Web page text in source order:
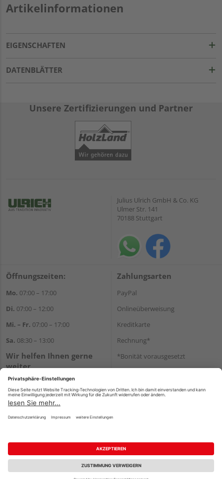
Artikelinformationen
EIGENSCHAFTEN
DATENBLÄTTER
Unsere Zertifizierungen und Partner
Julius Ulrich GmbH & Co. KG
Ulmer Str. 141
70188 Stuttgart
Öffnungszeiten:
Mo. 07:00 – 17:00
Di. 07:00 – 12:00
Mi. – Fr. 07:00 – 17:00
Sa. 08:30 – 13:00
Wir helfen Ihnen gerne
weiter
Tel.:+49 711 168520
WhatsApp
Zahlungsarten
PayPal
Onlineüberweisung
Kreditkarte
Rechnung*
*Bonität vorausgesetzt
Versand
Impressum AGB Widerruf
Datenschutz
Reservierungsbedingungen
Vertrag widerrufen